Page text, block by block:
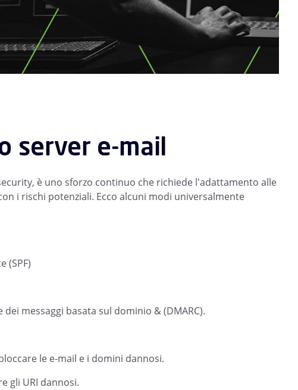
server e-mail
è uno sforzo continuo che richiede l'adattamento alle
i rischi potenziali. Ecco alcuni modi universalmente
(SPF)
messaggi basata sul dominio & (DMARC).
le e-mail e i domini dannosi.
gli URI dannosi.